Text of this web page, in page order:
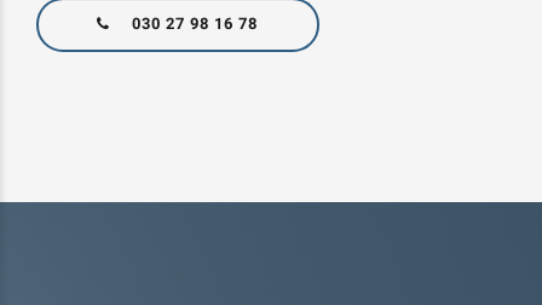
030 27 98 16 78